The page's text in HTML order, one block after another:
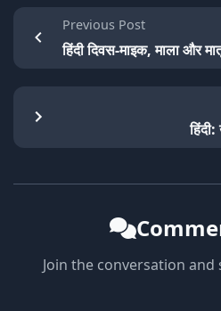
Previous Post
हिंदी दिवस-माइक, माला और
Join the conversation